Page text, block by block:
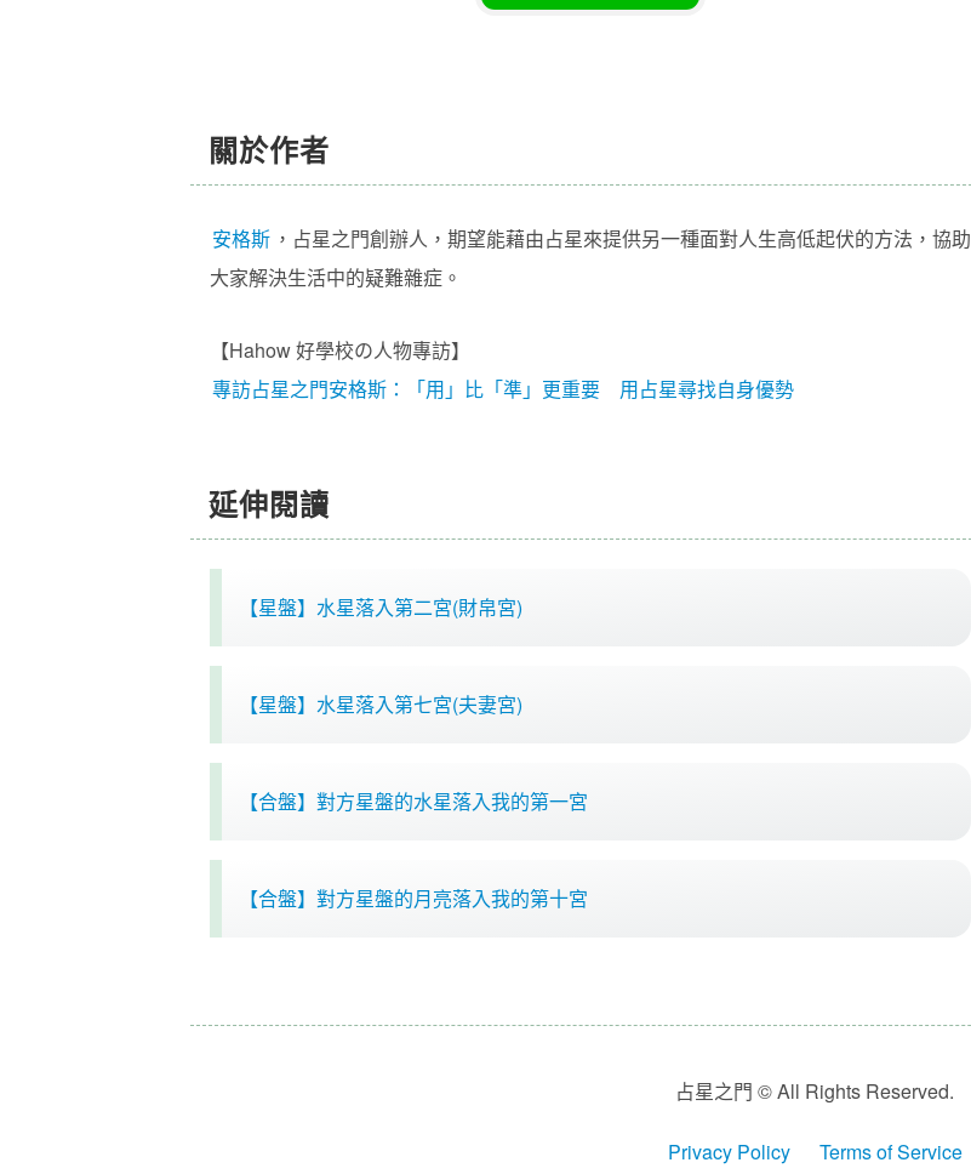
關於作者
安格斯 ， 占星之門創辦人 ，期望能藉由占星來提供另一種面對人生高低起伏的方法，協助
大家解決生活中的疑難雜症。
【Hahow 好學校の人物專訪】
專訪占星之門安格斯：「用」比「準」更重要 用占星尋找自身優勢
延伸閱讀
【星盤】水星落入第二宮(財帛宮)
【星盤】水星落入第七宮(夫妻宮)
【合盤】對方星盤的水星落入我的第一宮
【合盤】對方星盤的月亮落入我的第十宮
占星之門 © All Rights Reserved.
Privacy Policy Terms of Service